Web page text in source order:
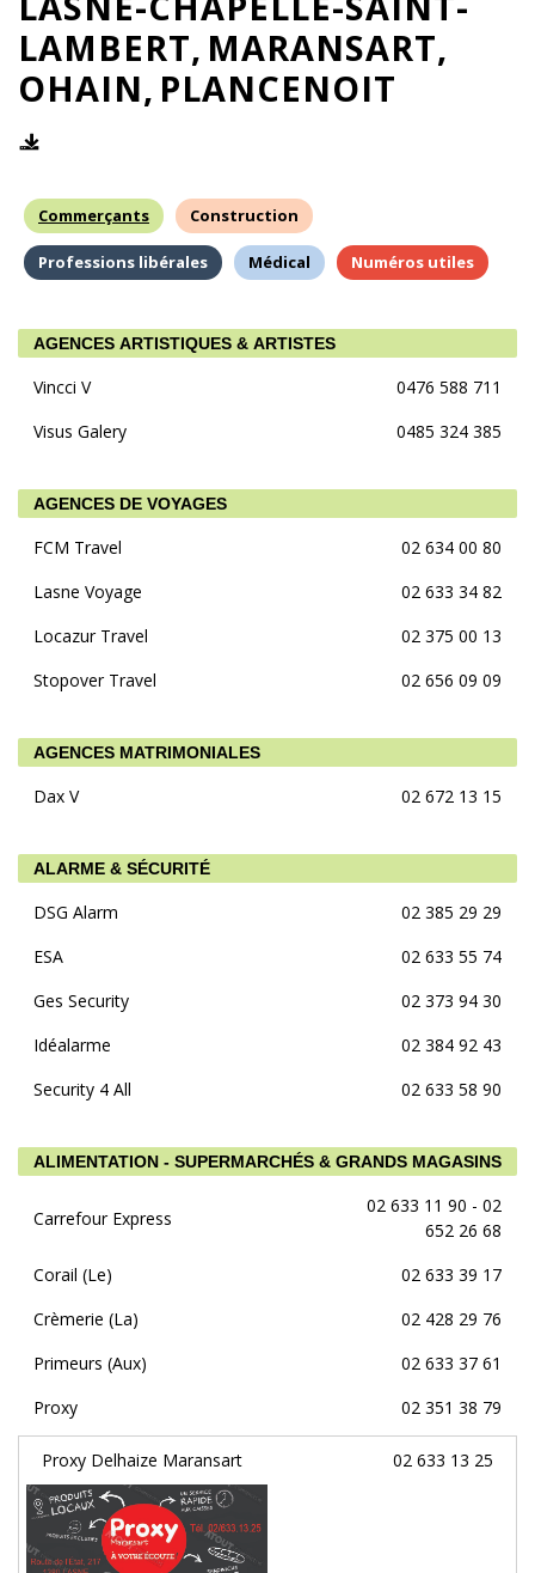
LAMBERT MARANSART
OHAIN PLANCENOIT
Commerçants Construction
Professions libérales Médical Numéros utiles
AGENCES ARTISTIQUES & ARTISTES
Vincci V
0476 588 711
Visus Galery
0485 324 385
AGENCES DE VOYAGES
FCM Travel
02 634 00 80
Lasne Voyage
02 633 34 82
Locazur Travel
02 375 00 13
Stopover Travel
02 656 09 09
AGENCES MATRIMONIALES
Dax V 02 672 13 15
ALARME & SÉCURITÉ
DSG Alarm
02 385 29 29
ESA
02 633 55 74
Ges Security
02 373 94 30
Idéalarme
02 384 92 43
Security 4 All
02 633 58 90
ALIMENTATION - SUPERMARCHÉS & GRANDS MAGASINS
Carrefour Express
02 633 11 90 - 02
652 26 68
Corail (Le)
02 633 39 17
Crèmerie (La)
02 428 29 76
Primeurs (Aux)
02 633 37 61
Proxy
02 351 38 79
Proxy Delhaize Maransart 02 633 13 25